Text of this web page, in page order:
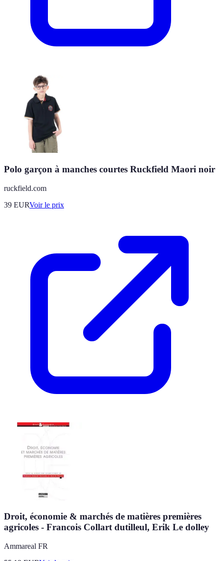
Polo garçon à manches courtes Ruckfield Maori noir
ruckfield.com
39 EURVoir le prix
Droit, économie & marchés de matières premières
agricoles - Francois Collart dutilleul, Erik Le dolley
Ammareal FR